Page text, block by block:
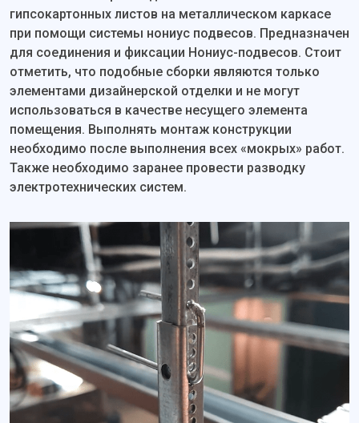
гипсокартонных листов на металлическом каркасе
при помощи системы нониус подвесов. Предназначен
для соединения и фиксации Нониус-подвесов. Стоит
отметить, что подобные сборки являются только
элементами дизайнерской отделки и не могут
использоваться в качестве несущего элемента
помещения. Выполнять монтаж конструкции
необходимо после выполнения всех «мокрых» работ.
Также необходимо заранее провести разводку
электротехнических систем.